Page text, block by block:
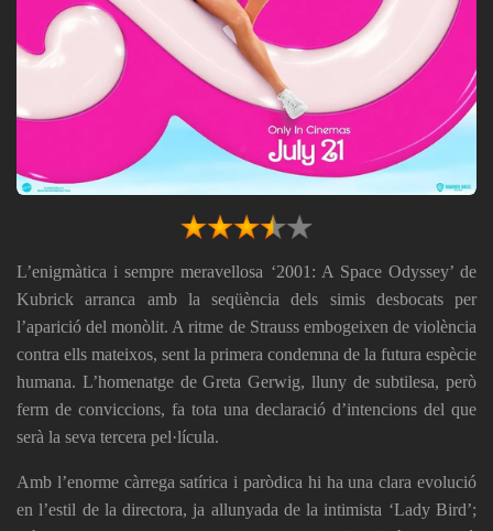
L’enigmàtica i sempre meravellosa ‘2001: A Space Odyssey’ de
Kubrick arranca amb la seqüència dels simis desbocats per
l’aparició del monòlit. A ritme de Strauss embogeixen de violència
contra ells mateixos, sent la primera condemna de la futura espècie
humana. L’homenatge de Greta Gerwig, lluny de subtilesa, però
ferm de conviccions, fa tota una declaració d’intencions del que
serà la seva tercera pel·lícula.
Amb l’enorme càrrega satírica i paròdica hi ha una clara evolució
en l’estil de la directora, ja allunyada de la intimista ‘Lady Bird’;